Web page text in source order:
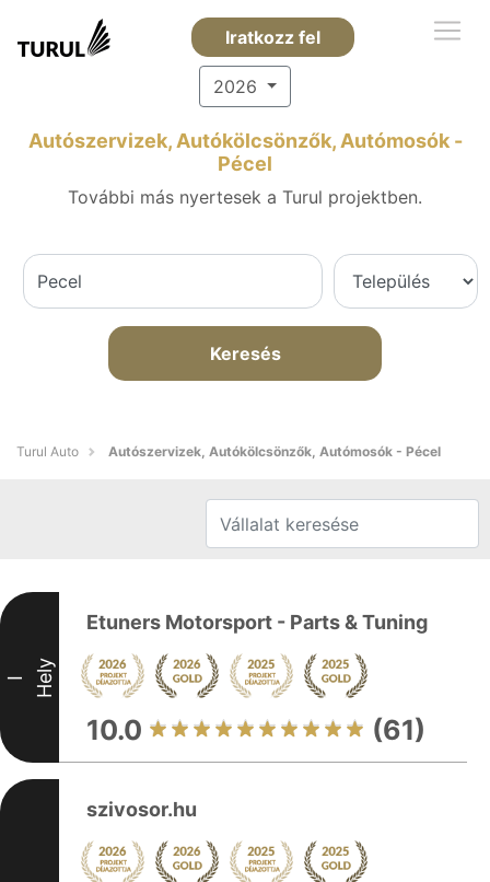
Iratkozz fel
2026
Autószervizek, Autókölcsönzők, Autómosók -
Pécel
További más nyertesek a Turul projektben.
Keresés
Turul Auto Autószervizek, Autókölcsönzők, Autómosók - Pécel
I Hely
Etuners Motorsport - Parts & Tuning
10.0 (61)
szivosor.hu